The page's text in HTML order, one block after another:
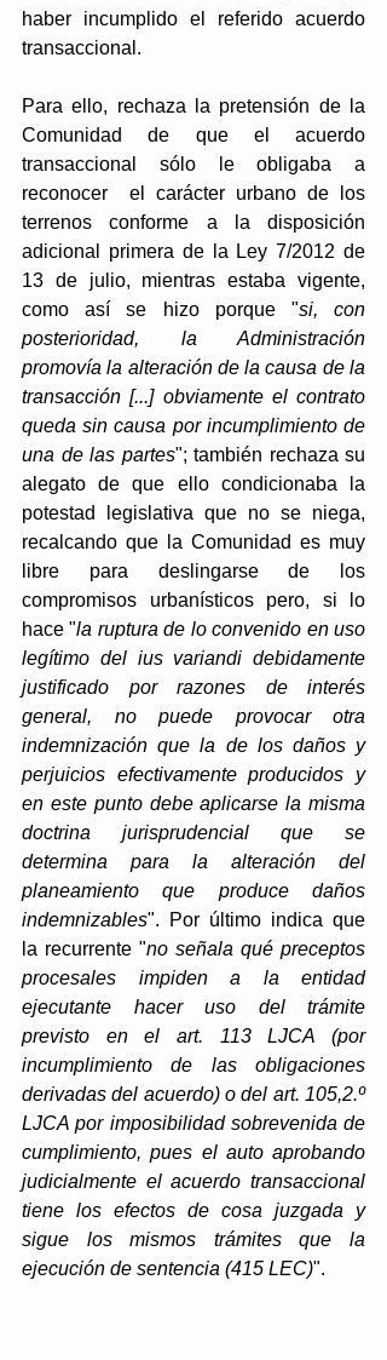
haber incumplido el referido acuerdo
transaccional.
Para ello, rechaza la pretensión de la
Comunidad de que el acuerdo
transaccional sólo le obligaba a
reconocer  el carácter urbano de los
terrenos conforme a la disposición
adicional primera de la Ley 7/2012 de
13 de julio, mientras estaba vigente,
como así se hizo porque "si, con
posterioridad, la Administración
promovía la alteración de la causa de la
transacción [...] obviamente el contrato
queda sin causa por incumplimiento de
una de las partes"; también rechaza su
alegato de que ello condicionaba la
potestad legislativa que no se niega,
recalcando que la Comunidad es muy
libre para deslingarse de los
compromisos urbanísticos pero, si lo
hace "la ruptura de lo convenido en uso
legítimo del ius variandi debidamente
justificado por razones de interés
general, no puede provocar otra
indemnización que la de los daños y
perjuicios efectivamente producidos y
en este punto debe aplicarse la misma
doctrina jurisprudencial que se
determina para la alteración del
planeamiento que produce daños
indemnizables". Por último indica que
la recurrente "no señala qué preceptos
procesales impiden a la entidad
ejecutante hacer uso del trámite
previsto en el art. 113 LJCA (por
incumplimiento de las obligaciones
derivadas del acuerdo) o del art. 105,2.º
LJCA por imposibilidad sobrevenida de
cumplimiento, pues el auto aprobando
judicialmente el acuerdo transaccional
tiene los efectos de cosa juzgada y
sigue los mismos trámites que la
ejecución de sentencia (415 LEC)".